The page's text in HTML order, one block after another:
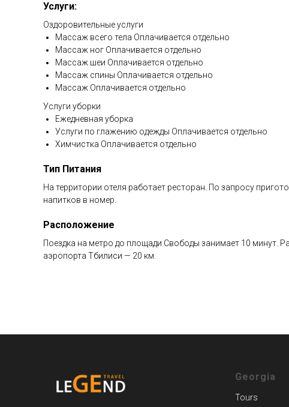
Услуги:
Оздоровительные услуги
Массаж всего тела Оплачивается отдельно
Массаж ног Оплачивается отдельно
Массаж шеи Оплачивается отдельно
Массаж спины Оплачивается отдельно
Массаж Оплачивается отдельно
Услуги уборки
Ежедневная уборка
Услуги по глажению одежды Оплачивается отдельно
Химчистка Оплачивается отдельно
Тип Питания
На территории отеля работает ресторан. По запросу
напитков в номер.
Расположение
Поездка на метро до площади Свободы занимает 10 минут.
аэропорта Тбилиси — 20 км.
Georgia
Tours